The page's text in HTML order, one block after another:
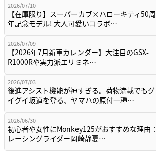
2026/07/10
【在庫限り】スーパーカブ×ハローキティ50周
年記念モデル! 大人可愛いコラボ…
2026/07/09
【2026年7月新車カレンダー】大注目のGSX-
R1000Rや実力派エリミネ…
2026/07/03
後進アシスト機能が神すぎる。荷物満載でもグ
イグイ坂道を登る、ヤマハの原付一種…
2026/06/30
初心者や女性にMonkey125がおすすめな理由：
レーシングライダー岡崎静夏…